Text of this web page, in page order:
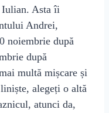
Iulian. Asta îi
Andrei,
noiembrie după
după
multă mișcare și
alegeți o altă
atunci da,